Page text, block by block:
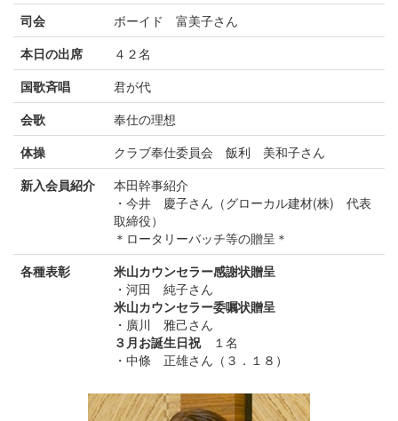
司会
ボーイド 富美子さん
本日の出席
４２名
国歌斉唱
君が代
会歌
奉仕の理想
体操
クラブ奉仕委員会 飯利 美和子さん
新入会員紹介
本田幹事紹介
・今井 慶子さん（グローカル建材(株) 代表
取締役）
＊ロータリーバッチ等の贈呈＊
各種表彰
米山カウンセラー感謝状贈呈
・河田 純子さん
米山カウンセラー委嘱状贈呈
・廣川 雅己さん
３月お誕生日祝１名
・中條 正雄さん（３．１８）